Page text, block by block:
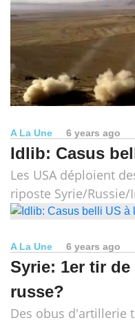
A La Une 6 years ago
Idlib: Casus
Les USA déploient
riposte Syrie/Russie/
A La Une 6 years ago
Syrie: 1er tir
russe?
Des obus d'artillerie